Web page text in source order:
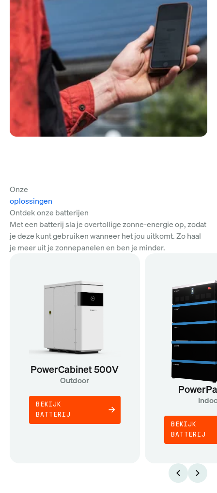
Onze
oplossingen
Ontdek onze batterijen
Met een batterij sla je overtollige zonne-energie op, zodat
je deze kunt gebruiken wanneer het jou uitkomt. Zo haal
je meer uit je zonnepanelen en ben je minder.
PowerCabinet 500V
Outdoor
BEKIJK
BATTERIJ
BEKIJK
BATTERIJ